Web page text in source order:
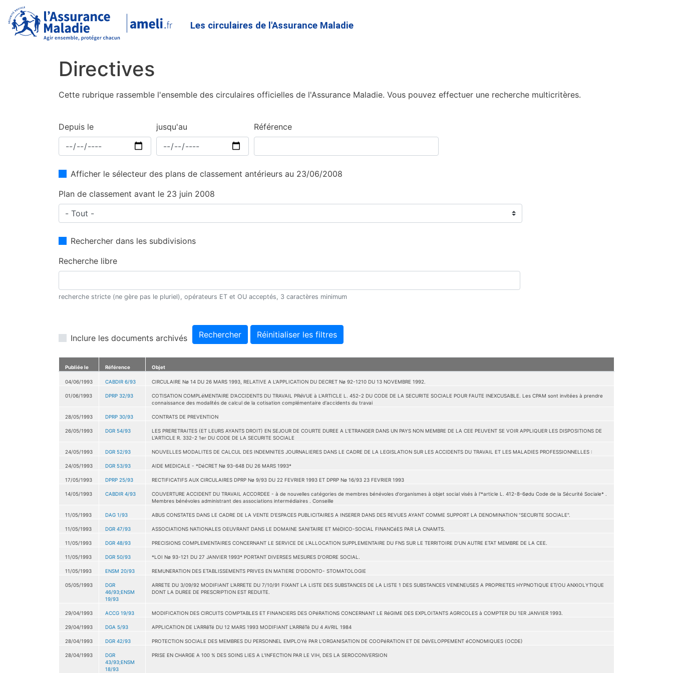
au
contenu
Les circulaires de l'Assurance Maladie
Directives
Cette rubrique rassemble l'ensemble des circulaires officielles de l'Assurance Maladie. Vous pouvez effectuer une recherche multicritères.
Depuis le jusqu'au Référence
Afficher le sélecteur des plans de classement antérieurs au 23/06/2008
Plan de classement avant le 23 juin 2008
Rechercher dans les subdivisions
Recherche libre
recherche stricte (ne gère pas le pluriel), opérateurs ET et OU acceptés, 3 caractères minimum
Inclure les documents archivés Rechercher Réinitialiser les filtres
Publiée le Référence Objet
04/06/1993 CABDIR 6/93 CIRCULAIRE Nø 14 DU 26 MARS 1993, RELATIVE A L'APPLICATION DU DECRET Nø 92-1210 DU 13 NOVEMBRE 1992.
01/06/1993 DPRP 32/93
COTISATION COMPLéMENTAIRE D'ACCIDENTS DU TRAVAIL PRéVUE à L'ARTICLE L. 452-2 DU CODE DE LA SECURITE SOCIALE POUR FAUTE INEXCUSABLE. Les CPAM sont invitées à prendre
connaissance des modalités de calcul de la cotisation complémentaire d'accidents du travai
28/05/1993 DPRP 30/93 CONTRATS DE PREVENTION
26/05/1993 DGR 54/93
LES PRERETRAITES (ET LEURS AYANTS DROIT) EN SEJOUR DE COURTE DUREE A L'ETRANGER DANS UN PAYS NON MEMBRE DE LA CEE PEUVENT SE VOIR APPLIQUER LES DISPOSITIONS DE
L'ARTICLE R. 332-2 1er DU CODE DE LA SECURITE SOCIALE
24/05/1993 DGR 52/93 NOUVELLES MODALITES DE CALCUL DES INDEMNITES JOURNALIERES DANS LE CADRE DE LA LEGISLATION SUR LES ACCIDENTS DU TRAVAIL ET LES MALADIES PROFESSIONNELLES :
24/05/1993 DGR 53/93 AIDE MEDICALE - *DéCRET Nø 93-648 DU 26 MARS 1993*
17/05/1993 DPRP 25/93 RECTIFICATIFS AUX CIRCULAIRES DPRP Nø 9/93 DU 22 FEVRIER 1993 ET DPRP Nø 16/93 23 FEVRIER 1993
14/05/1993 CABDIR 4/93
COUVERTURE ACCIDENT DU TRAVAIL ACCORDEE - à de nouvelles catégories de membres bénévoles d'organismes à objet social visés à l'*article L. 412-8-6ødu Code de la Sécurité Sociale* .
Membres bénévoles administrant des associations intermédiaires . Conseille
11/05/1993 DAG 1/93 ABUS CONSTATES DANS LE CADRE DE LA VENTE D'ESPACES PUBLICITAIRES A INSERER DANS DES REVUES AYANT COMME SUPPORT LA DENOMINATION "SECURITE SOCIALE".
11/05/1993 DGR 47/93 ASSOCIATIONS NATIONALES OEUVRANT DANS LE DOMAINE SANITAIRE ET MéDICO-SOCIAL FINANCéES PAR LA CNAMTS.
11/05/1993 DGR 48/93 PRECISIONS COMPLEMENTAIRES CONCERNANT LE SERVICE DE L'ALLOCATION SUPPLEMENTAIRE DU FNS SUR LE TERRITOIRE D'UN AUTRE ETAT MEMBRE DE LA CEE.
11/05/1993 DGR 50/93 *LOI Nø 93-121 DU 27 JANVIER 1993* PORTANT DIVERSES MESURES D'ORDRE SOCIAL.
11/05/1993 ENSM 20/93 REMUNERATION DES ETABLISSEMENTS PRIVES EN MATIERE D'ODONTO- STOMATOLOGIE
05/05/1993
DGR
46/93;ENSM
19/93
ARRETE DU 3/09/92 MODIFIANT L'ARRETE DU 7/10/91 FIXANT LA LISTE DES SUBSTANCES DE LA LISTE 1 DES SUBSTANCES VENENEUSES A PROPRIETES HYPNOTIQUE ET/OU ANXIOLYTIQUE
DONT LA DUREE DE PRESCRIPTION EST REDUITE.
29/04/1993 ACCG 19/93 MODIFICATION DES CIRCUITS COMPTABLES ET FINANCIERS DES OPéRATIONS CONCERNANT LE RéGIME DES EXPLOITANTS AGRICOLES à COMPTER DU 1ER JANVIER 1993.
29/04/1993 DGA 5/93 APPLICATION DE L'ARRêTé DU 12 MARS 1993 MODIFIANT L'ARRêTé DU 4 AVRIL 1984
28/04/1993 DGR 42/93 PROTECTION SOCIALE DES MEMBRES DU PERSONNEL EMPLOYé PAR L'ORGANISATION DE COOPéRATION ET DE DéVELOPPEMENT éCONOMIQUES (OCDE)
28/04/1993
DGR
43/93;ENSM
18/93
PRISE EN CHARGE A 100 % DES SOINS LIES A L'INFECTION PAR LE VIH, DES LA SEROCONVERSION